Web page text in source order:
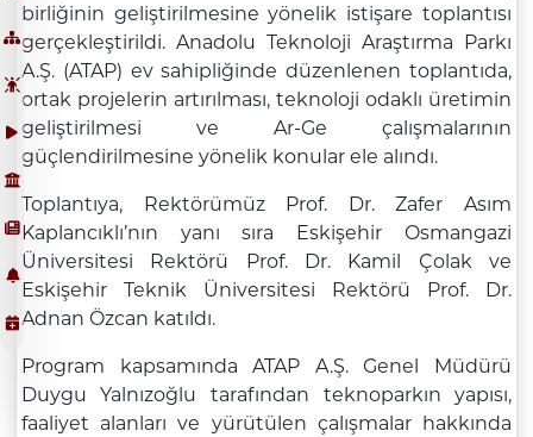
birliğinin geliştirilmesine yönelik istişare toplantısı
gerçekleştirildi. Anadolu Teknoloji Araştırma Parkı
A.Ş. (ATAP) ev sahipliğinde düzenlenen toplantıda,
ortak projelerin artırılması, teknoloji odaklı üretimin
geliştirilmesi ve Ar-Ge çalışmalarının
güçlendirilmesine yönelik konular ele alındı.
Toplantıya, Rektörümüz Prof. Dr. Zafer Asım
Kaplancıklı’nın yanı sıra Eskişehir Osmangazi
Üniversitesi Rektörü Prof. Dr. Kamil Çolak ve
Eskişehir Teknik Üniversitesi Rektörü Prof. Dr.
Adnan Özcan katıldı.
Program kapsamında ATAP A.Ş. Genel Müdürü
Duygu Yalnızoğlu tarafından teknoparkın yapısı,
faaliyet alanları ve yürütülen çalışmalar hakkında